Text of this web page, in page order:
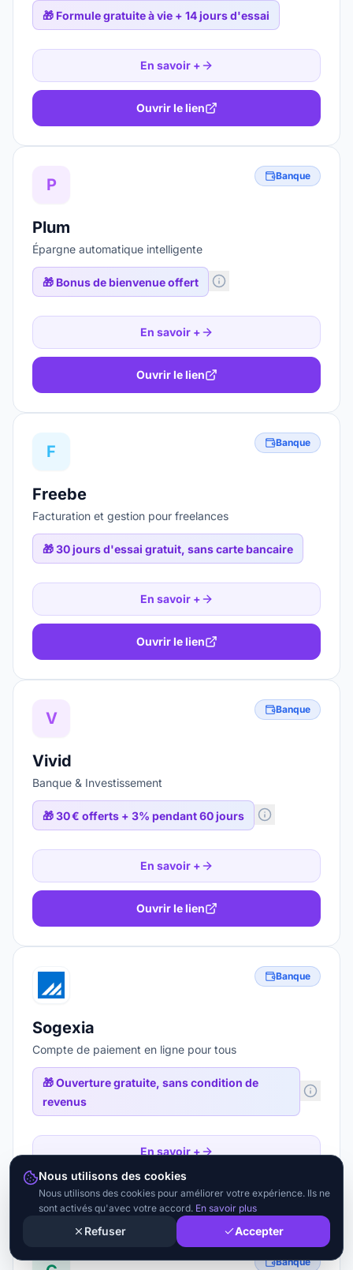
🎁 Formule gratuite à vie + 14 jours d'essai
En savoir +
Ouvrir le lien
P Banque
Plum
Épargne automatique intelligente
🎁 Bonus de bienvenue offert
En savoir +
Ouvrir le lien
F Banque
Freebe
Facturation et gestion pour freelances
🎁30 jours d'essai gratuit, sans carte bancaire
En savoir +
Ouvrir le lien
V Banque
Vivid
Banque & Investissement
🎁30 € offerts + 3% pendant 60 jours
En savoir +
Ouvrir le lien
Banque
Sogexia
Compte de paiement en ligne pour tous
🎁Ouverture gratuite, sans condition de
revenus
En savoir +
Ouvrir le lien
Banque
Nous utilisons des cookies
Nous utilisons des cookies pour améliorer votre expérience. Ils ne
sont activés qu'avec votre accord. En savoir plus
Refuser Accepter